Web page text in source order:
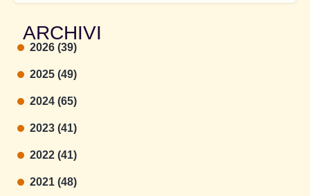
ARCHIVI
2026 (39)
2025 (49)
2024 (65)
2023 (41)
2022 (41)
2021 (48)